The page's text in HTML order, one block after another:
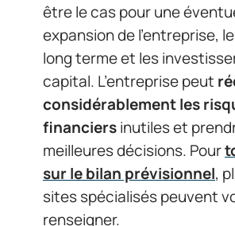
être le cas pour une
expansion de l’entreprise,
long terme et les
capital. L’entreprise peut
considérablement les
financiersinutiles et
meilleures décisions. Pour
sur le bilan prévisionnel,
sites spécialisés peuvent
renseigner.